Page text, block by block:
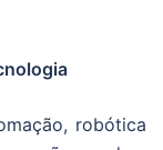
robótica